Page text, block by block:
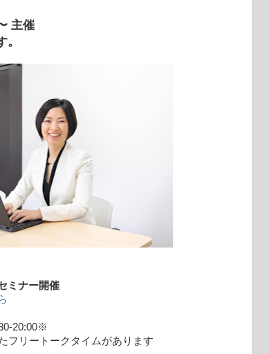
主催
ミナー開催
20:00※
フリートークタイムがあります